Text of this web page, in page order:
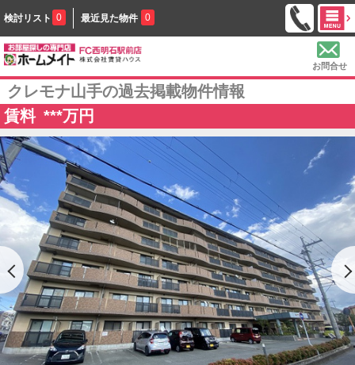
検討リスト 0 最近見た物件 0
お問合せ
クレモナ山手の過去掲載物件情報
賃料 ***万円